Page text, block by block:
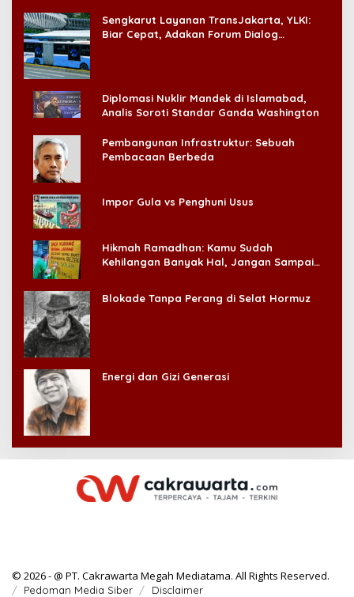
Sengkarut Layanan TransJakarta, YLKI:
Biar Cepat, Adakan Forum Dialog
Diplomasi Nuklir Mandek di Islamabad,
Analis Soroti Standar Ganda Washington
Pembangunan Infrastruktur: Sebuah
Pembacaan Berbeda
Impor Gula vs Penghuni Usus
Hikmah Ramadhan: Kamu Sudah
Kehilangan Banyak Hal, Jangan Sampai
Blokade Tanpa Perang di Selat Hormuz
Energi dan Gizi Generasi
© 2026 - @ PT. Cakrawarta Megah Mediatama. All Rights Reserved.
Pedoman Media Siber Disclaimer